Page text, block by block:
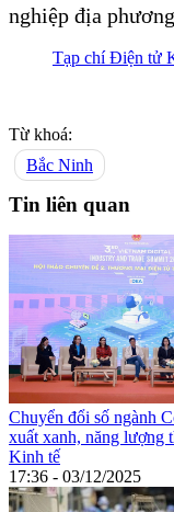
nghiệp địa
Tạp chí Điện tử
Từ khoá:
Bắc Ninh
Tin liên quan
Chuyển đổi số ngành
xuất xanh, năng lượng
Kinh tế
17:36 - 03/12/2025